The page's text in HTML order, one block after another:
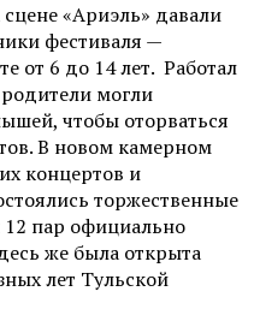
«Ариэль» давали
фестиваля —
от 6 до 14 лет. Работал
могли
чтобы оторваться
В новом камерном
концертов и
торжественные
пар официально
же была открыта
лет Тульской